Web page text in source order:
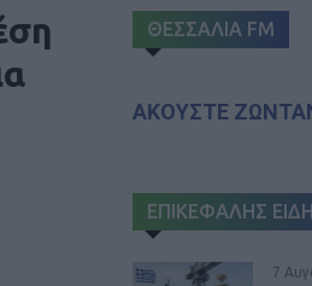
ΘΕΣΣΑΛΙΑ FM
ΑΚΟΥΣΤΕ
ΕΠΙΚΕΦΑΛΗΣ
7